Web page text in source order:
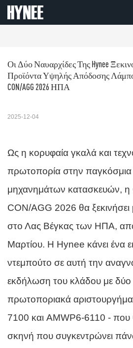
Οι Δύο Ναυαρχίδες Της Hynee
Προϊόντα Υψηλής Απόδοσης
CON/AGG 2026 ΗΠΑ
2025-12-04
Ως η κορυφαία γκαλά και
πρωτοπορία στην παγκόσμια
μηχανημάτων κατασκευών,
CON/AGG 2026 θα
στο Λας Βέγκας των ΗΠΑ, από
Μαρτίου. Η Hynee κάνει ένα
ντεμπούτο σε αυτή την
εκδήλωση του κλάδου με δύο
πρωτοποριακά
7100 και AMWP6-6110 - που
σκηνή που συγκεντρώνει